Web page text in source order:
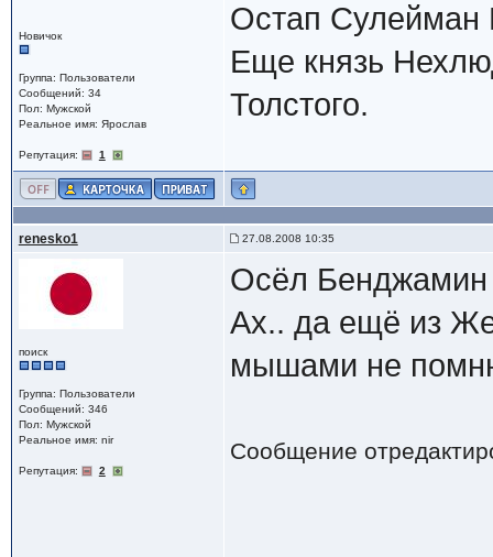
Новичок
Группа: Пользователи
Сообщений: 34
Пол: Мужской
Реальное имя: Ярослав
Репутация: 1
Остап
Еще князь
Толстого.
renesko1 27.08.2008 10:35
поиск
Группа: Пользователи
Сообщений: 346
Пол: Мужской
Реальное имя: nir
Репутация: 2
Осёл
Ах.. да ещё из
мышами не
Сообщение